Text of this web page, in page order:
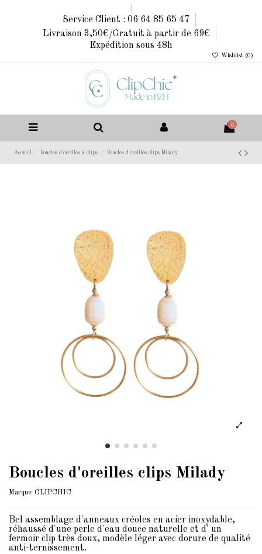
Service Client : 06 64 85 65 47
Livraison 3,50€/Gratuit à partir de 69€
Expédition sous 48h
Wishlist (0 )
0
Accueil Boucles d'oreilles à clips Boucles d'oreilles clips Milady
Boucles d'oreilles clips Milady
Marque: CLIPCHIC
Bel assemblage d'anneaux créoles en acier inoxydable,
réhaussé d'une perle d'eau douce naturelle et d' un
fermoir clip très doux, modèle léger avec dorure de qualité
anti-ternissement.